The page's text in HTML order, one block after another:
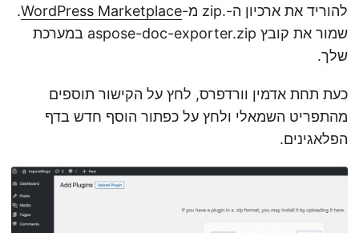
להוריד את ארכיון ה-.zip מ-
WordPress Marketplace
.
שמור את קובץ aspose-doc-exporter.zip במערכת
שלך.
כעת תחת אדמין וורדפרס, לחץ על הקישור תוספים
מהתפריט השמאלי ולחץ על כפתור הוסף חדש בדף
הפלאגינים.